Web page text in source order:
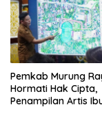
Pemkab Murung
Hormati Hak Cipta,
Penampilan Artis